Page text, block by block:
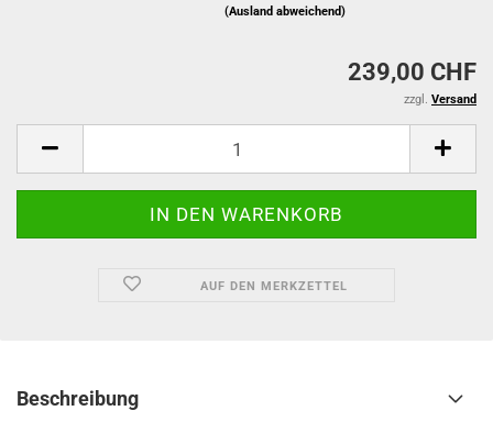
(Ausland abweichend)
239,00 CHF
zzgl. Versand
AUF DEN MERKZETTEL
Beschreibung